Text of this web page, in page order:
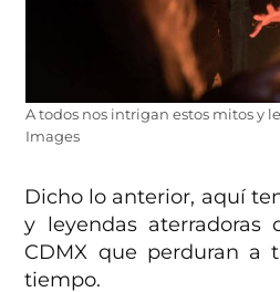
A todos nos intrigan estos mitos y
Images
Dicho lo anterior, aquí
y leyendas aterradoras
CDMX que perduran a
tiempo.